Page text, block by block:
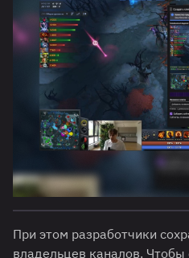
При этом разработчики
владельцев каналов. Чтобы